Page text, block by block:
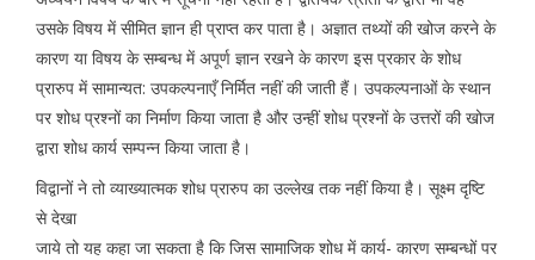
उसके विषय में सीमित ज्ञान ही प्राप्त कर पाता है। अज्ञात तथ्यों की खोज करने के
कारण या विषय के सम्बन्ध में अपूर्ण ज्ञान रखने के कारण इस प्रकार के शोध
प्रारुप में सामान्यत: उपकल्पनाएँ निर्मित नहीं की जाती हैं। उपकल्पनाओं के स्थान
पर शोध प्रश्नों का निर्माण किया जाता है और उन्हीं शोध प्रश्नों के उत्तरों की खोज
द्वारा शोध कार्य सम्पन्न किया जाता है।
विद्वानों ने तो व्याख्यात्मक शोध प्रारुप का उल्लेख तक नहीं किया है। सूक्ष्म दृष्टि
से देखा
जाये तो यह कहा जा सकता है कि जिस सामाजिक शोध में कार्य- कारण सम्बन्धों पर